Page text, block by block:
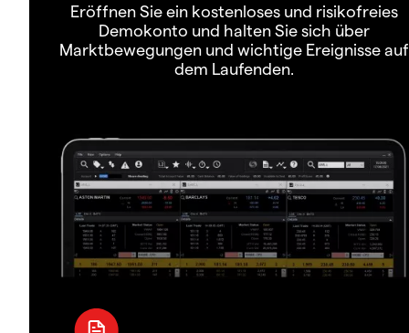
Eröffnen Sie ein kostenloses und risikofreies
Demokonto und halten Sie sich über
Marktbewegungen und wichtige Ereignisse auf
dem Laufenden.